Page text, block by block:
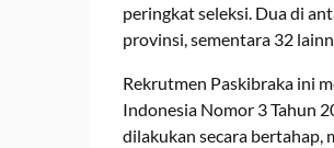
peringkat seleksi. Dua di
provinsi, sementara 32
Rekrutmen Paskibraka ini
Indonesia Nomor 3 Tahun
dilakukan secara bertahap,